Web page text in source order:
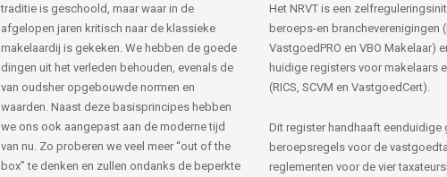
traditie is geschoold, maar waar in de
afgelopen jaren kritisch naar de klassieke
makelaardij is gekeken. We hebben de goede
dingen uit het verleden behouden, evenals de
van oudsher opgebouwde normen en
waarden. Naast deze basisprincipes hebben
we ons ook aangepast aan de moderne tijd
van nu. Zo proberen we veel meer “out of the
box” te denken en zullen ondanks de beperkte
Het NRVT is een
beroeps-en brancheverenigingen
VastgoedPRO en VBO Makelaar)
huidige registers voor makelaars
(RICS, SCVM en VastgoedCert).
Dit register handhaaft eenduidige
beroepsregels voor de
reglementen voor de vier